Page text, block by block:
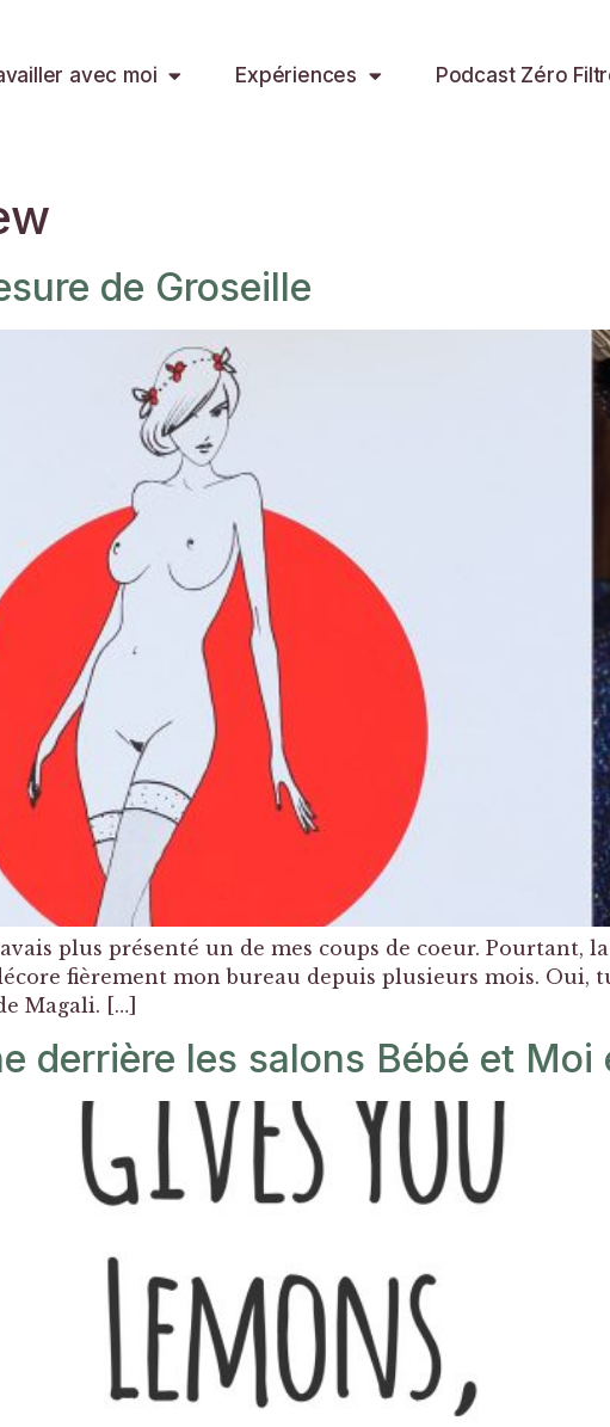
avec moi Expériences Podcast Zéro
de Groseille
plus présenté un de mes coups de coeur. Pourtant,
fièrement mon bureau depuis plusieurs mois. Oui,
Magali. […]
derrière les salons Bébé et